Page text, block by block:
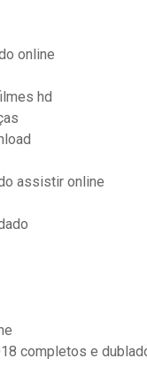
online
hd
assistir online
completos e